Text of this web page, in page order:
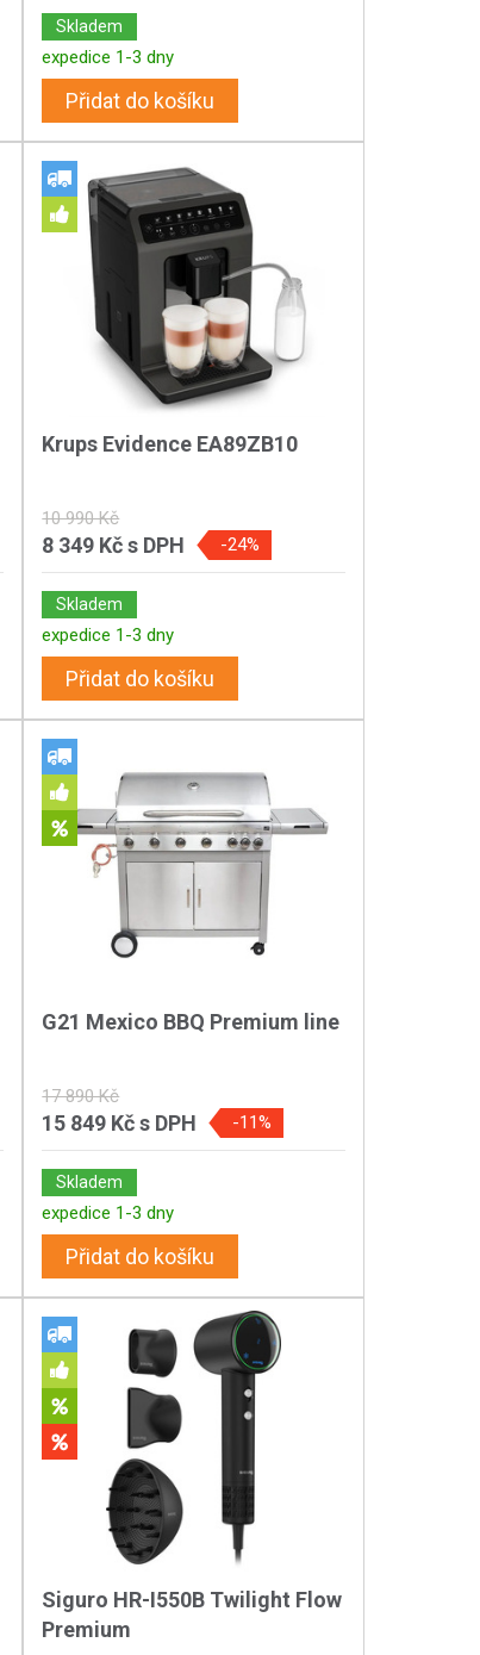
Skladem
expedice 1-3 dny
Přidat do košíku
Krups Evidence EA89ZB10
10 990 Kč
8 349 Kčs DPH -24%
Skladem
expedice 1-3 dny
Přidat do košíku
G21 Mexico BBQ Premium line
17 890 Kč
15 849 Kčs DPH -11%
Skladem
expedice 1-3 dny
Přidat do košíku
Siguro HR-I550B Twilight Flow
Premium